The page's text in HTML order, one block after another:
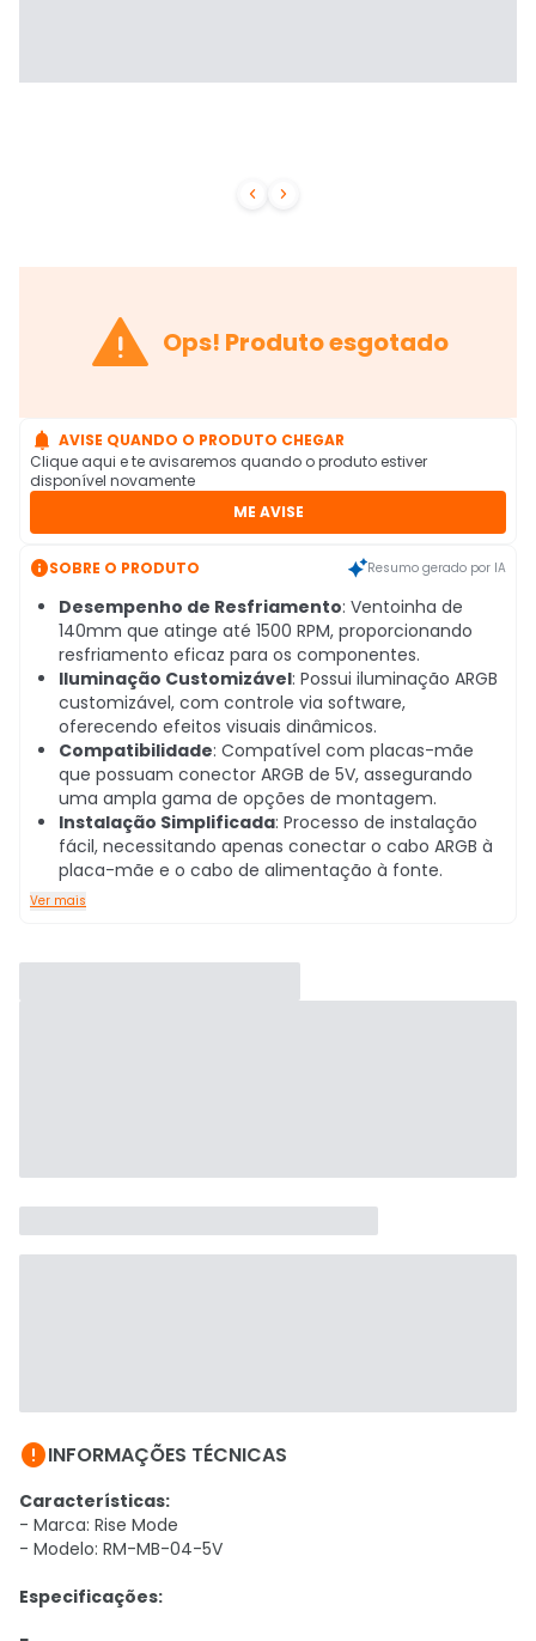
 
 Ops! Produto esgotado
 AVISE QUANDO O PRODUTO CHEGAR
Clique aqui e te avisaremos quando o produto estiver
disponível novamente
ME AVISE
SOBRE O PRODUTO Resumo gerado por IA
Desempenho de Resfriamento: Ventoinha de
140mm que atinge até 1500 RPM, proporcionando
resfriamento eficaz para os componentes.
Iluminação Customizável: Possui iluminação ARGB
customizável, com controle via software,
oferecendo efeitos visuais dinâmicos.
Compatibilidade: Compatível com placas-mãe
que possuam conector ARGB de 5V, assegurando
uma ampla gama de opções de montagem.
Instalação Simplificada: Processo de instalação
fácil, necessitando apenas conectar o cabo ARGB à
placa-mãe e o cabo de alimentação à fonte.
Ver mais
INFORMAÇÕES TÉCNICAS
Características:
- Marca: Rise Mode
- Modelo: RM-MB-04-5V
Especificações: